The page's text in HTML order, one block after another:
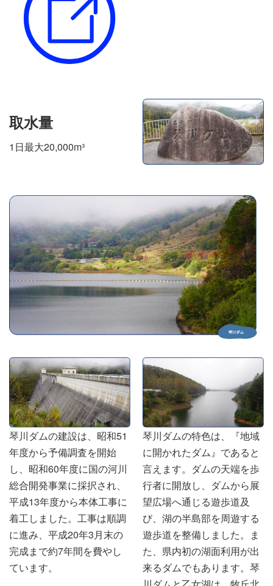
取水量
1日最大20,000m³
琴川ダムの建設は、昭和51
年度から予備調査を開始
し、昭和60年度に国の河川
総合開発事業に採択され、
平成13年度から本体工事に
着工しました。工事は順調
に進み、平成20年3月末の
完成まで約7年間を費やし
ています。
琴川ダムの特色は、『地域
に開かれたダム』であると
言えます。ダムの天端を歩
行者に開放し、ダムから展
望広場へ通じる遊歩道及
び、湖の半島部を周遊する
遊歩道を整備しました。ま
た、県内初の湖面利用が出
来るダムでもあります。琴